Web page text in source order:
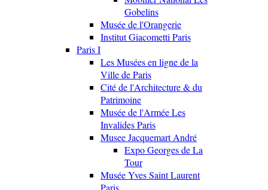
Gobelins
Musée de l'Orangerie
Institut Giacometti Paris
Paris I
Les Musées en ligne de la
Ville de Paris
Cité de l'Architecture & du
Patrimoine
Musée de l'Armée Les
Invalides Paris
Musee Jacquemart André
Expo Georges de La
Tour
Musée Yves Saint Laurent